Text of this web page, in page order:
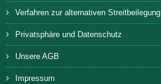
Verfahren zur alternativen Streitbeilegung
Privatsphäre und Datenschutz
Unsere AGB
Impressum